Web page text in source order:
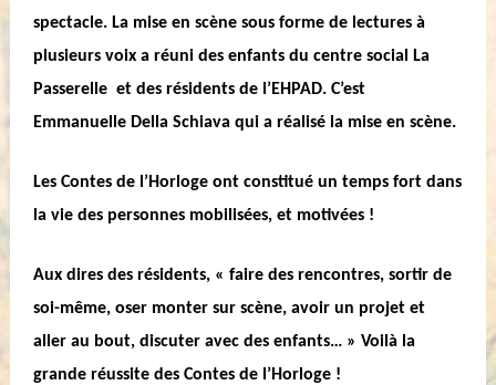
spectacle. La mise en scène sous forme de lectures à
plusieurs voix a réuni des enfants du centre social La
Passerelle et des résidents de l’EHPAD. C’est
Emmanuelle Della Schiava qui a réalisé la mise en scène.
Les Contes de l’Horloge ont constitué un temps fort dans
la vie des personnes mobilisées, et motivées !
Aux dires des résidents, « faire des rencontres, sortir de
soi-même, oser monter sur scène, avoir un projet et
aller au bout, discuter avec des enfants… » Voilà la
grande réussite des Contes de l’Horloge !